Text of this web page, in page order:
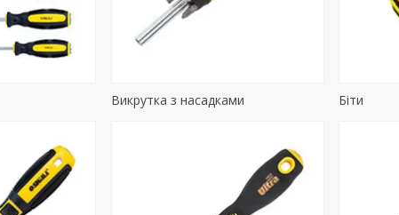
Викрутка з насадками Біти